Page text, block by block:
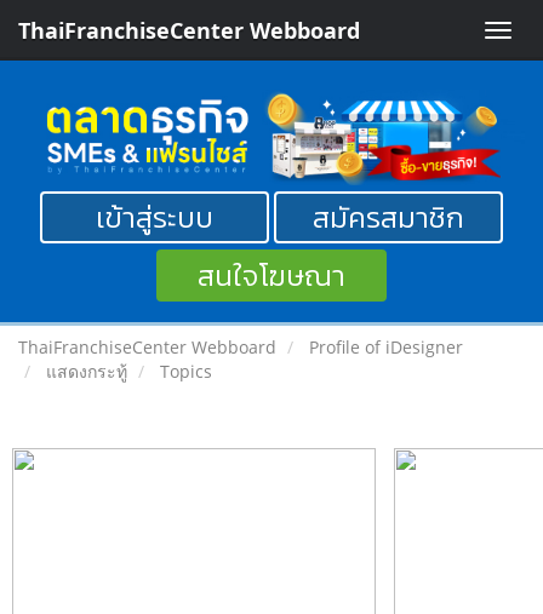
Toggle
ThaiFranchiseCenter Webboard
เข้าสู่ระบบ
สมัครสมาชิก
สนใจโฆษณา
ThaiFranchiseCenter Webboard
Profile of iDesigner
แสดงกระทู้
Topics